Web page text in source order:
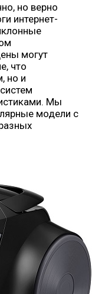
но верно
интернет-
могут
что
но и
Мы
модели с